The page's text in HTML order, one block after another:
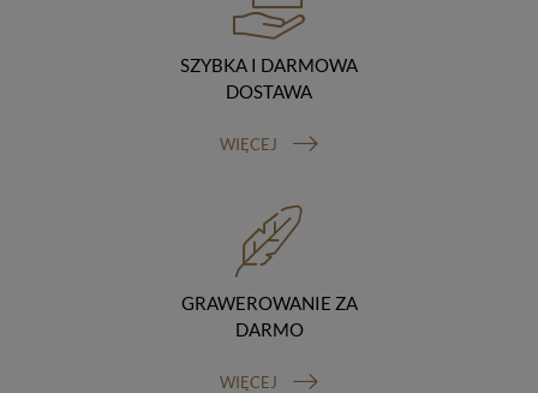
Okres przechowywania danych
Twoje dane przechowujemy do czasu posiadania
udzielonej przez Ciebie zgody.
otrzymania ich kopii, prawo do sprostowania
(poprawiania) swoich danych, prawo do usunięcia
abyśmy przetwarzali Twoje dane, możesz zażądać,
abyśmy je usunęli), prawo do ograniczenia
przetwarzania danych (możesz zażądać, abyśmy
ograniczyli przetwarzanie Twoich danych osobowych
wyłącznie do ich przechowywania lub wykonywania
mamy nieprawidłowe dane na Twój temat lub
sprzeciwu wobec przetwarzania danych, prawo do
SZYBKA I DARMOWA
DOSTAWA
WIĘCEJ
GRAWEROWANIE ZA
DARMO
WIĘCEJ